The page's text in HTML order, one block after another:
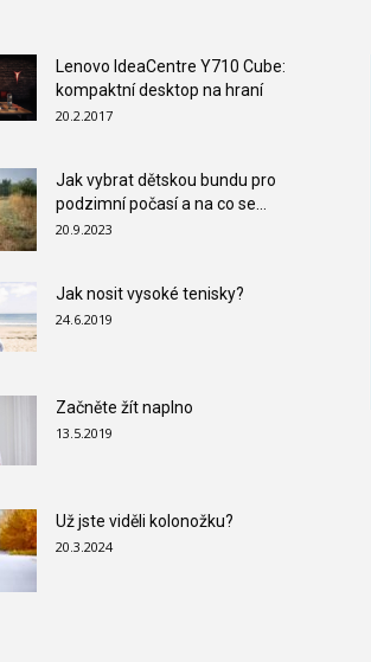
Lenovo IdeaCentre Y710 Cube:
kompaktní desktop na hraní
20.2.2017
Jak vybrat dětskou bundu pro
podzimní počasí a na co se...
20.9.2023
Jak nosit vysoké tenisky?
24.6.2019
Začněte žít naplno
13.5.2019
Už jste viděli kolonožku?
20.3.2024